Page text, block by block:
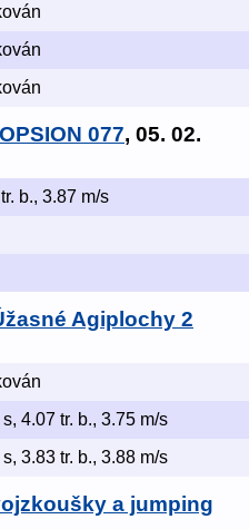
077, 05. 02.
b., 3.87 m/s
Agiplochy 2
4.07 tr. b., 3.75 m/s
3.83 tr. b., 3.88 m/s
a jumping